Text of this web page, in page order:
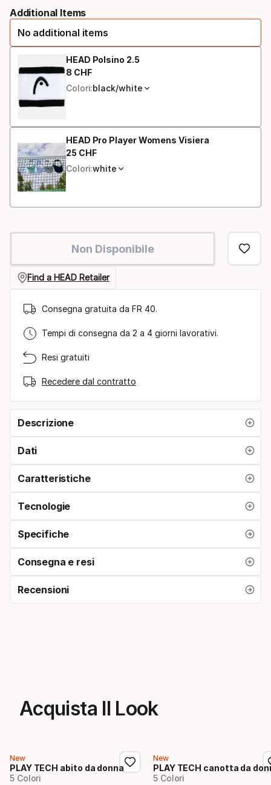
select
option:
Additional Items
No additional items
HEAD Polsino 2.5
8 CHF
Prezzo finale
Colori:black/white
HEAD Pro Player Womens Visiera
25 CHF
Prezzo finale
Colori:white
Non Disponibile
Find a HEAD Retailer
Consegna gratuita da FR 40.
Tempi di consegna da 2 a 4 giorni lavorativi.
Resi gratuiti
Recedere dal contratto
Descrizione
Dati
Caratteristiche
Tecnologie
Specifiche
Consegna e resi
Recensioni
Acquista Il Look
New
PLAY TECH abito da donna
5 Colori
New
PLAY TECH canotta da
5 Colori